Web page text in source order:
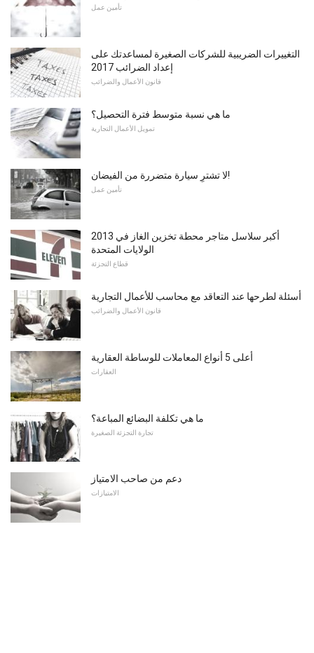
تأمين عمل
التغييرات الضريبية للشركات الصغيرة لمساعدتك على
إعداد الضرائب 2017
قانون الأعمال والضرائب
ما هي نسبة متوسط ​​فترة التحصيل؟
تمويل الأعمال التجارية
لا تشترِ سيارة متضررة من الفيضان!
تأمين عمل
2013 أكبر سلاسل متاجر محطة تخزين الغاز في
الولايات المتحدة
قطاع التجزئة
أسئلة لطرحها عند التعاقد مع محاسب للأعمال التجارية
قانون الأعمال والضرائب
أعلى 5 أنواع المعاملات للوساطة العقارية
العقارات
ما هي تكلفة البضائع المباعة؟
تجارة التجزئة الصغيرة
دعم من صاحب الامتياز
الامتيازات